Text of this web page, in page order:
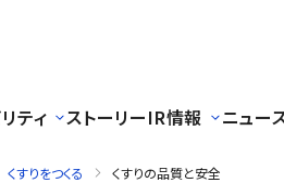
ティ ストーリーIR情報 ニュー
くすりをつくる くすりの品質と安全